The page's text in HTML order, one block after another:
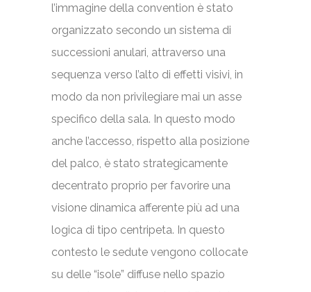
l’immagine della convention è stato
organizzato secondo un sistema di
successioni anulari, attraverso una
sequenza verso l’alto di effetti visivi, in
modo da non privilegiare mai un asse
specifico della sala. In questo modo
anche l’accesso, rispetto alla posizione
del palco, è stato strategicamente
decentrato proprio per favorire una
visione dinamica afferente più ad una
logica di tipo centripeta. In questo
contesto le sedute vengono collocate
su delle “isole” diffuse nello spazio